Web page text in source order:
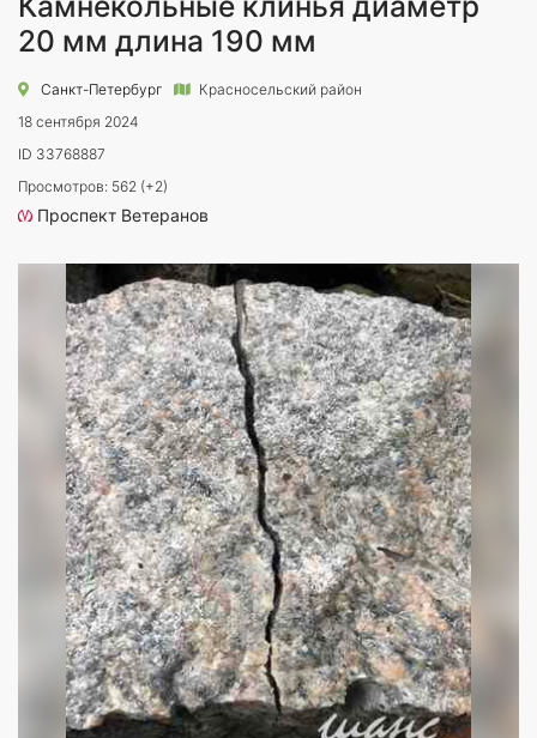
20 мм длина 190 мм
Санкт-Петербург
Красносельский район
18 сентября 2024
ID 33768887
Просмотров: 562 (+2)
Проспект Ветеранов